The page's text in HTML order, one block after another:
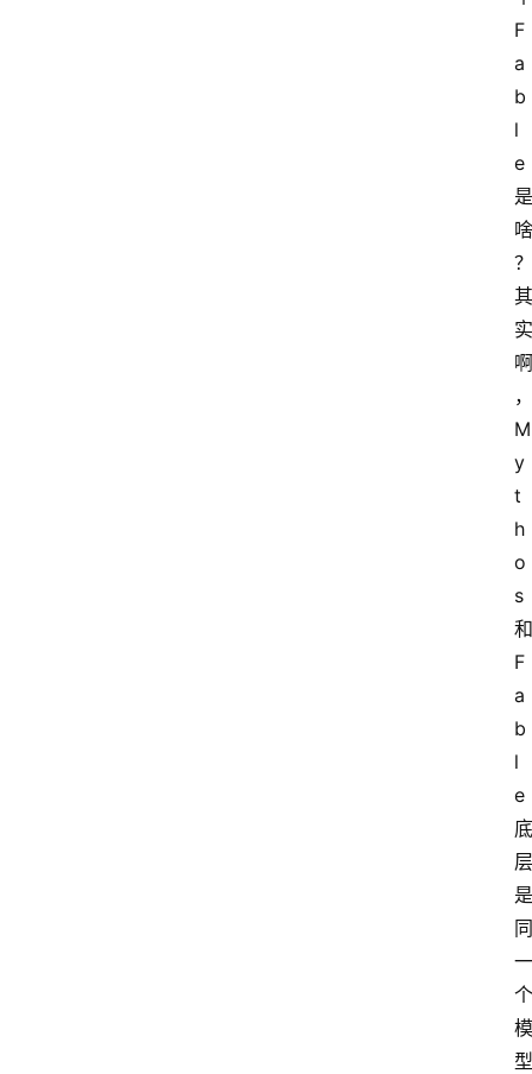
F
a
b
l
e
是
啥
？
其
实
啊
，
M
y
t
h
o
s
和
F
a
b
l
e
底
层
是
同
一
个
模
型